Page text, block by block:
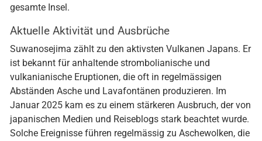
gesamte Insel.
Aktuelle Aktivität und Ausbrüche
Suwanosejima zählt zu den aktivsten Vulkanen Japans. Er
ist bekannt für anhaltende strombolianische und
vulkanianische Eruptionen, die oft in regelmässigen
Abständen Asche und Lavafontänen produzieren. Im
Januar 2025 kam es zu einem stärkeren Ausbruch, der von
japanischen Medien und Reiseblogs stark beachtet wurde.
Solche Ereignisse führen regelmässig zu Aschewolken, die